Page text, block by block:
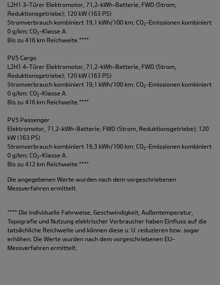
L2H1 3-Türer Elektromotor, 71,2-kWh-Batterie, FWD (Strom,
Reduktionsgetriebe); 120 kW (163 PS)
Stromverbrauch kombiniert 19,1 kWh/100 km; CO2 -Emissionen kombiniert
0 g/km; CO2 -Klasse A.
Bis zu 416 km Reichweite.****
PV5 Cargo
L2H1 4-Türer Elektromotor, 71,2-kWh-Batterie, FWD (Strom,
Reduktionsgetriebe); 120 kW (163 PS)
Stromverbrauch kombiniert 19,1 kWh/100 km; CO2 -Emissionen kombiniert
0 g/km; CO2 -Klasse A.
Bis zu 416 km Reichweite.****
PV5 Passenger
Elektromotor, 71,2-kWh-Batterie, FWD (Strom, Reduktionsgetriebe); 120
kW (163 PS)
Stromverbrauch kombiniert 19,3 kWh/100 km; CO2 -Emissionen kombiniert
0 g/km; CO2 -Klasse A.
Bis zu 412 km Reichweite.****
Die angegebenen Werte wurden nach dem vorgeschriebenen
Messverfahren ermittelt.
**** Die individuelle Fahrweise, Geschwindigkeit, Außentemperatur,
Topografie und Nutzung elektrischer Verbraucher haben Einfluss auf die
tatsächliche Reichweite und können diese u. U. reduzieren bzw. sogar
erhöhen. Die Werte wurden nach dem vorgeschriebenen EU-
Messverfahren ermittelt.